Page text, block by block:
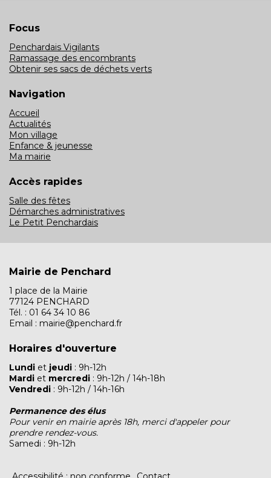
Focus
Penchardais Vigilants
Ramassage des encombrants
Obtenir ses sacs de déchets verts
Navigation
Accueil
Actualités
Mon village
Enfance & jeunesse
Ma mairie
Accès rapides
Salle des fêtes
Démarches administratives
Le Petit Penchardais
Mairie de Penchard
1 place de la Mairie
77124 PENCHARD
Tél. : 01 64 34 10 86
Email : mairie@penchard.fr
Horaires d'ouverture
Lundi et jeudi : 9h-12h
Mardi et mercredi : 9h-12h / 14h-18h
Vendredi : 9h-12h / 14h-16h
Permanence des élus
Pour venir en mairie après 18h, merci d'appeler pour
prendre rendez-vous.
Samedi : 9h-12h